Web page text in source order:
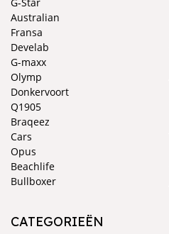
G-Star
Australian
Fransa
Develab
G-maxx
Olymp
Donkervoort
Q1905
Braqeez
Cars
Opus
Beachlife
Bullboxer
CATEGORIEËN